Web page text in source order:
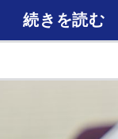
続きを読む